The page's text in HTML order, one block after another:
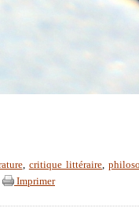
, critique littéraire,
Imprimer